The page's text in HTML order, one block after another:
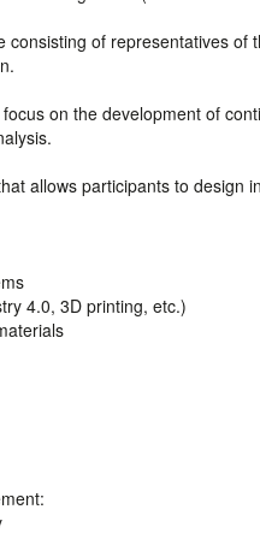
of representatives
on the development of
allows participants to design
4.0, 3D printing, etc.)